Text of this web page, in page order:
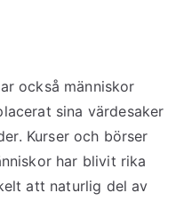
också människor
sina värdesaker
Kurser och börser
har blivit rika
att naturlig del av